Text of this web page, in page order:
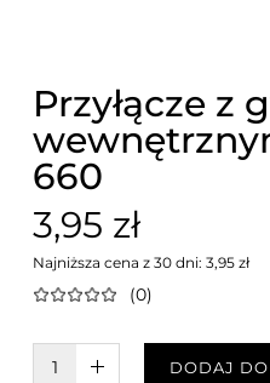
Przyłącze z
660
3,95 zł
Najniższa cena z 30 dni: 3,95 zł
(0)
W KOSZYKU :)
DODAJ DO